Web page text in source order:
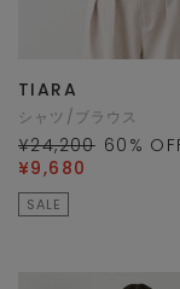
TIARA
シャツ/ブラウス
¥24,200 60 %
¥9,680
SALE